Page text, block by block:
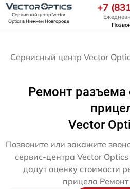
Сервисный центр Vector
Opticsв Нижнем Новгороде
+7
Сервисный центр Vector
Ремонт разъема
Vector
Позвоните или закажите
сервис-центра Vector
дадут оценку стоимости
прицела